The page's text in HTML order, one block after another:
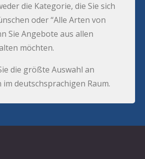
die Kategorie, die Sie sich
oder “Alle Arten von
Sie Angebote aus allen
möchten.
die größte Auswahl an
deutschsprachigen Raum.